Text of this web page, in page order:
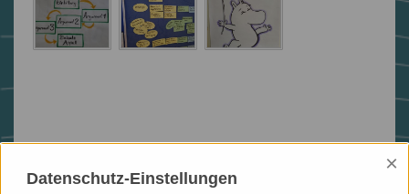
Datenschutz-Einstellungen
×